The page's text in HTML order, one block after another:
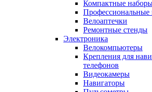
Компактные
Профессиональные
Велоаптечки
Ремонтные стенды
Электроника
Велокомпьютеры
Крепления для
телефонов
Видеокамеры
Навигаторы